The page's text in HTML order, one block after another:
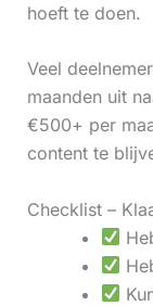
hoeft te doen.
Veel
maanden uit
€500+ per
content te
Checklist –